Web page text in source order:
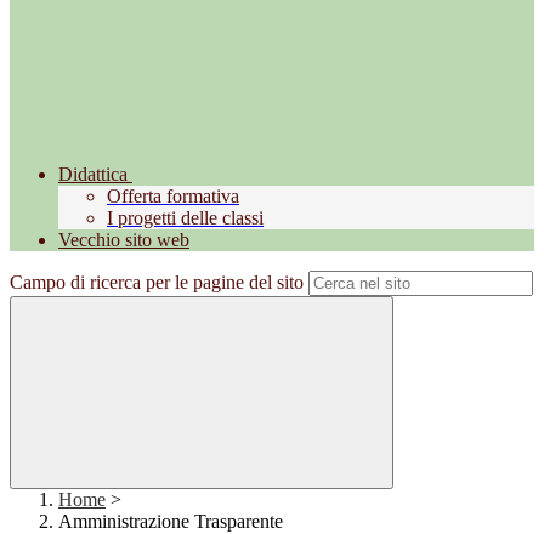
Didattica
Offerta formativa
I progetti delle classi
Vecchio sito web
Campo di ricerca per le pagine del sito
Home >
Amministrazione Trasparente